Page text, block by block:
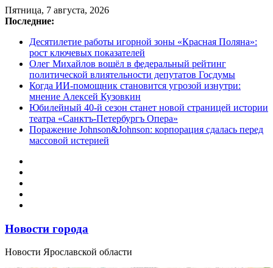
Перейти
к
Пятница, 7 августа, 2026
Последние:
Десятилетие работы игорной зоны «Красная Поляна»:
рост ключевых показателей
Олег Михайлов вошёл в федеральный рейтинг
политической влиятельности депутатов Госдумы
Когда ИИ-помощник становится угрозой изнутри:
мнение Алексей Кузовкин
Юбилейный 40-й сезон станет новой страницей истории
театра «Санктъ-Петербургъ Опера»
Поражение Johnson&Johnson: корпорация сдалась перед
массовой истерией
Новости города
Новости Ярославской области